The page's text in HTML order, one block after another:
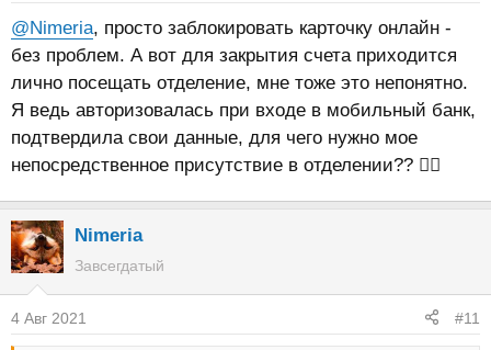
@Nimeria, просто заблокировать карточку онлайн -
без проблем. А вот для закрытия счета приходится
лично посещать отделение, мне тоже это непонятно.
Я ведь авторизовалась при входе в мобильный банк,
подтвердила свои данные, для чего нужно мое
непосредственное присутствие в отделении?? 🤷‍♀️
Nimeria
Завсегдатый
4 Авг 2021 #11